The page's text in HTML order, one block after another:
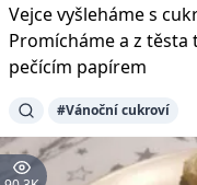
Vejce vyšleháme s
Promícháme a z
pečícím papírem
#Vánoční cukroví